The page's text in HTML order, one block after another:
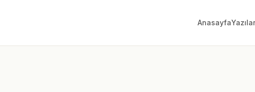
AnasayfaYazılar